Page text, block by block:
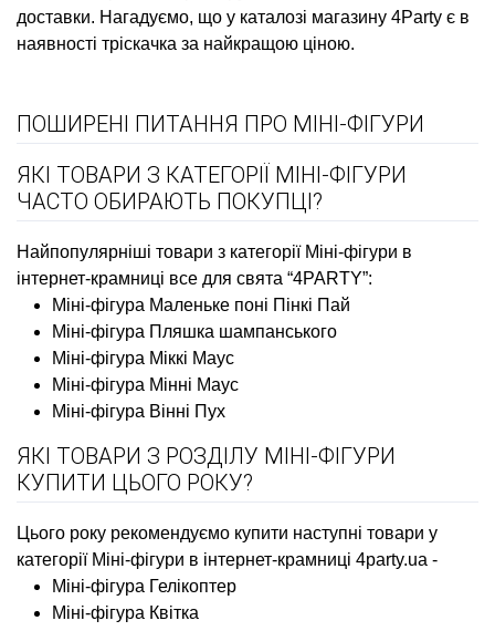
доставки. Нагадуємо, що у каталозі магазину 4Party є в
наявності тріскачка за найкращою ціною.
ПОШИРЕНІ ПИТАННЯ ПРО МІНІ-ФІГУРИ
ЯКІ ТОВАРИ З КАТЕГОРІЇ МІНІ-ФІГУРИ
ЧАСТО ОБИРАЮТЬ ПОКУПЦІ?
Найпопулярніші товари з категорії Міні-фігури в
інтернет-крамниці все для свята “4PARTY”:
Міні-фігура Маленьке поні Пінкі Пай
Міні-фігура Пляшка шампанського
Міні-фігура Міккі Маус
Міні-фігура Мінні Маус
Міні-фігура Вінні Пух
ЯКІ ТОВАРИ З РОЗДІЛУ МІНІ-ФІГУРИ
КУПИТИ ЦЬОГО РОКУ?
Цього року рекомендуємо купити наступні товари у
категорії Міні-фігури в інтернет-крамниці 4party.ua -
Міні-фігура Гелікоптер
Міні-фігура Квітка